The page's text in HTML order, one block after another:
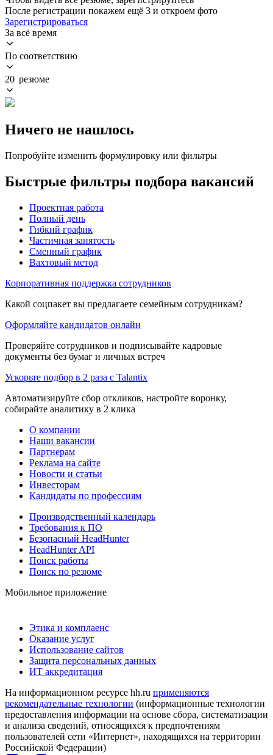
После регистрации покажем ещё 3 и откроем фото
Зарегистрироваться
За всё время
По соответствию
20 резюме
Ничего не нашлось
Попробуйте изменить формулировку или фильтры
Быстрые фильтры подбора вакансий
Проектная работа
Полный день
Гибкий график
Частичная занятость
Сменный график
Вахтовый метод
Корпоративная поддержка сотрудников
Какой соцпакет вы предлагаете семейным сотрудникам?
Оформляйте кандидатов онлайн
Проверяйте сотрудников и подписывайте кадровые
документы без бумаг и личных встреч
Ускорьте подбор в 2 раза с Talantix
Автоматизируйте сбор откликов, настройте воронку,
собирайте аналитику в 2 клика
О компании
Наши вакансии
Партнерам
Реклама на сайте
Новости и статьи
Инвесторам
Кандидаты по профессиям
Производственный календарь
Требования к ПО
Безопасный HeadHunter
HeadHunter API
Поиск работы
Поиск по резюме
Мобильное приложение
Этика и комплаенс
Оказание услуг
Использование сайтов
Защита персональных данных
ИТ аккредитация
На информационном ресурсе hh.ru применяются
рекомендательные технологии (информационные технологии
предоставления информации на основе сбора, систематизации
и анализа сведений, относящихся к предпочтениям
пользователей сети «Интернет», находящихся на территории
Российской Федерации)